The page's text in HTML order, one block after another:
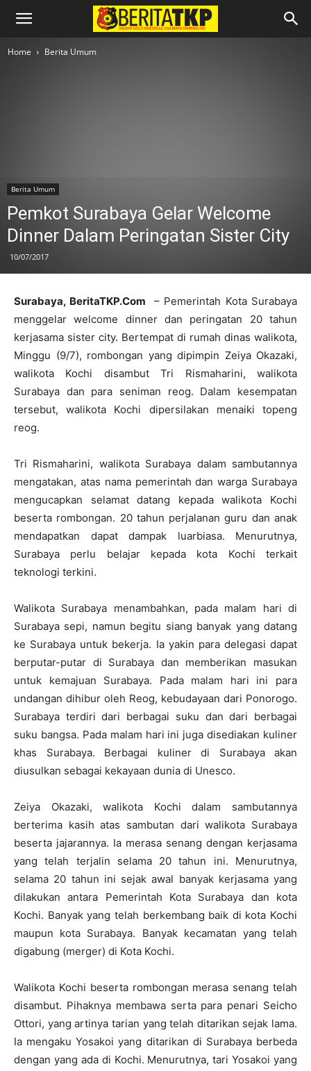
Home Berita Umum
Berita Umum
Pemkot Surabaya Gelar Welcome
Dinner Dalam Peringatan Sister City
10/07/2017
Surabaya, BeritaTKP.Com
– Pemerintah Kota Surabaya
menggelar welcome dinner dan peringatan 20 tahun
kerjasama sister city. Bertempat di rumah dinas walikota,
Minggu (9/7), rombongan yang dipimpin Zeiya Okazaki,
walikota Kochi disambut Tri Rismaharini, walikota
Surabaya dan para seniman reog. Dalam kesempatan
tersebut, walikota Kochi dipersilakan menaiki topeng
reog.
Tri Rismaharini, walikota Surabaya dalam sambutannya
mengatakan, atas nama pemerintah dan warga Surabaya
mengucapkan selamat datang kepada walikota Kochi
beserta rombongan. 20 tahun perjalanan guru dan anak
mendapatkan dapat dampak luarbiasa. Menurutnya,
Surabaya perlu belajar kepada kota Kochi terkait
teknologi terkini.
Walikota Surabaya menambahkan, pada malam hari di
Surabaya sepi, namun begitu siang banyak yang datang
ke Surabaya untuk bekerja. Ia yakin para delegasi dapat
berputar-putar di Surabaya dan memberikan masukan
untuk kemajuan Surabaya. Pada malam hari ini para
undangan dihibur oleh Reog, kebudayaan dari Ponorogo.
Surabaya terdiri dari berbagai suku dan dari berbagai
suku bangsa. Pada malam hari ini juga disediakan kuliner
khas Surabaya. Berbagai kuliner di Surabaya akan
diusulkan sebagai kekayaan dunia di Unesco.
Zeiya Okazaki, walikota Kochi dalam sambutannya
berterima kasih atas sambutan dari walikota Surabaya
beserta jajarannya. Ia merasa senang dengan kerjasama
yang telah terjalin selama 20 tahun ini. Menurutnya,
selama 20 tahun ini sejak awal banyak kerjasama yang
dilakukan antara Pemerintah Kota Surabaya dan kota
Kochi. Banyak yang telah berkembang baik di kota Kochi
maupun kota Surabaya. Banyak kecamatan yang telah
digabung (merger) di Kota Kochi.
Walikota Kochi beserta rombongan merasa senang telah
disambut. Pihaknya membawa serta para penari Seicho
Ottori, yang artinya tarian yang telah ditarikan sejak lama.
Ia mengaku Yosakoi yang ditarikan di Surabaya berbeda
dengan yang ada di Kochi. Menurutnya, tari Yosakoi yang